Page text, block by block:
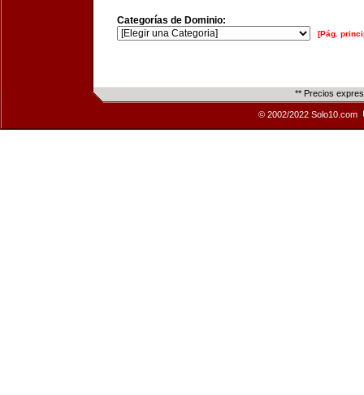
Categorías de Dominio:
[Pág.
** Precios
© 2002/2022 Solo10.com